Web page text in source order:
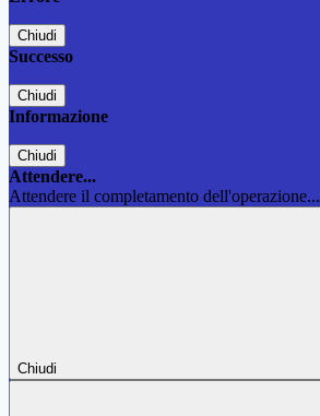
Chiudi
Successo
Chiudi
Informazione
Chiudi
Attendere...
Attendere il completamento dell'operazione...
Chiudi